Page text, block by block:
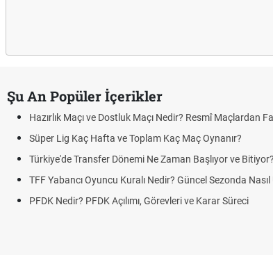
Şu An Popüler İçerikler
Maçı ve Dostluk Maçı Nedir? Resmî Maçlardan Farkları
Lig Kaç Hafta ve Toplam Kaç Maç Oynanır?
Transfer Dönemi Ne Zaman Başlıyor ve Bitiyor?
Oyuncu Kuralı Nedir? Güncel Sezonda Nasıl
Nedir? PFDK Açılımı, Görevleri ve Karar Süreci